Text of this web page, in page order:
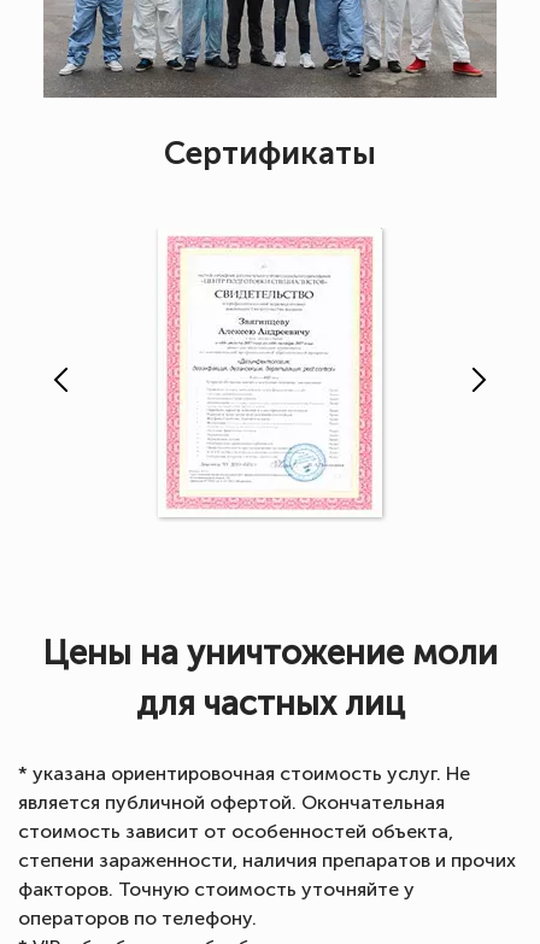
Сертификаты
Цены на уничтожение моли
для частных лиц
* указана ориентировочная стоимость услуг. Не
является публичной офертой. Окончательная
стоимость зависит от особенностей объекта,
степени зараженности, наличия препаратов и прочих
факторов. Точную стоимость уточняйте у
операторов по телефону.